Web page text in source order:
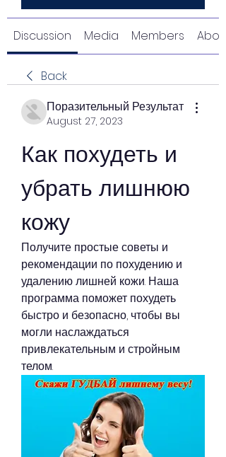
Discussion Media Members About
Back
Поразительный Результат
August 27, 2023
Как похудеть и
убрать лишнюю
кожу
Получите простые советы и
рекомендации по похудению и
удалению лишней кожи. Наша
программа поможет похудеть
быстро и безопасно, чтобы вы
могли наслаждаться
привлекательным и стройным
телом.